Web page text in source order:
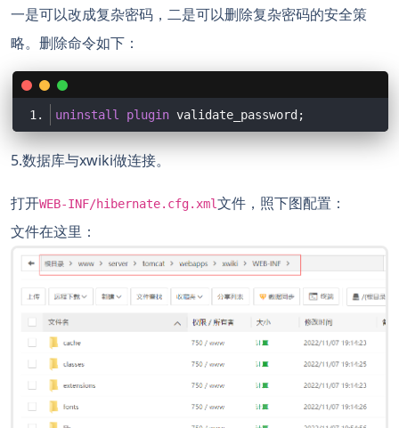
一是可以改成复杂密码，二是可以删除复杂密码的安全策
略。删除命令如下：
uninstall plugin
5.数据库与xwiki做连接。
打开WEB-INF/hibernate.cfg.xml文件，照下图配置：
文件在这里：